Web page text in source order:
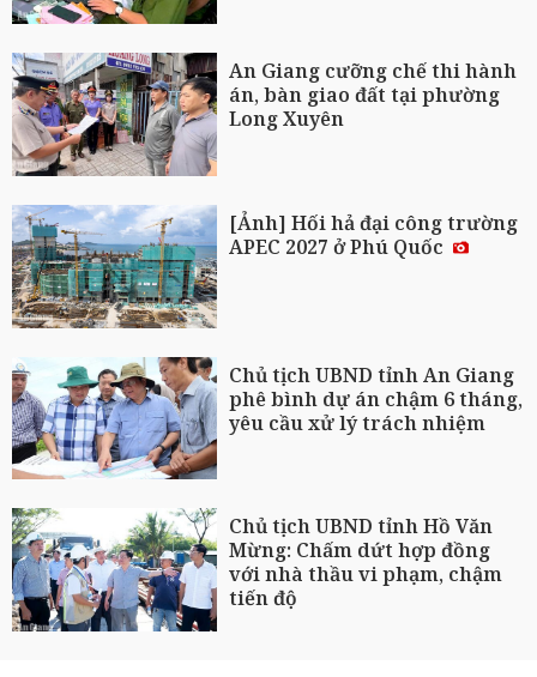
An Giang cưỡng chế thi hành
án, bàn giao đất tại phường
Long Xuyên
[Ảnh] Hối hả đại công trường
APEC 2027 ở Phú Quốc
Chủ tịch UBND tỉnh An Giang
phê bình dự án chậm 6 tháng,
yêu cầu xử lý trách nhiệm
Chủ tịch UBND tỉnh Hồ Văn
Mừng: Chấm dứt hợp đồng
với nhà thầu vi phạm, chậm
tiến độ